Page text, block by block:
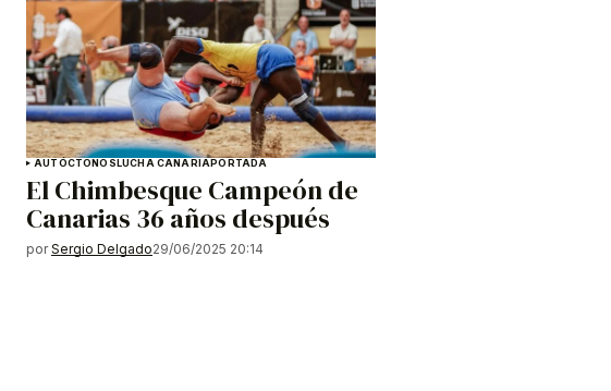
AUTÓCTONOSLUCHA CANARIAPORTADA
El Chimbesque Campeón de
Canarias 36 años después
por Sergio Delgado29/06/2025 20:14